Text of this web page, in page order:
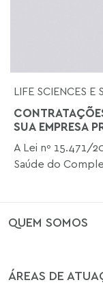
LIFE SCIENCES E
SUA EMPRESA
A Lei nº 15.471/
Saúde do
QUEM SOMOS
ÁREAS DE